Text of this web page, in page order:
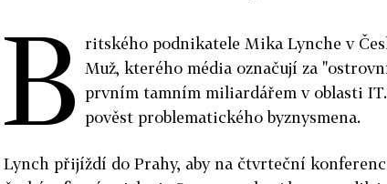
B ritského podnikatele Mika Lynche v
Muž, kterého média označují za
prvním tamním miliardářem v oblasti
pověst problematického byznysmena.
Lynch přijíždí do Prahy, aby na čtvrteční